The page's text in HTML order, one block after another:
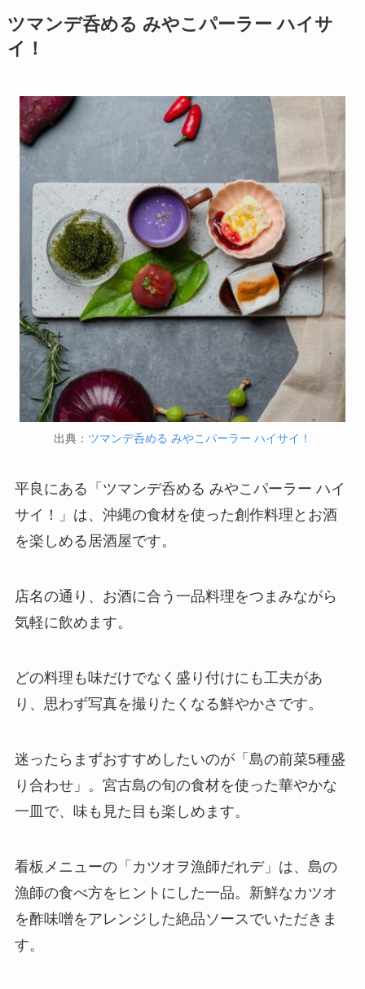
ツマンデ呑める みやこパーラー ハイサ
イ！
出典： ツマンデ呑める みやこパーラー ハイサイ！
平良にある「ツマンデ呑める みやこパーラー ハイ
サイ！」は、沖縄の食材を使った創作料理とお酒
を楽しめる居酒屋です。
店名の通り、お酒に合う一品料理をつまみながら
気軽に飲めます。
どの料理も味だけでなく盛り付けにも工夫があ
り、思わず写真を撮りたくなる鮮やかさです。
迷ったらまずおすすめしたいのが「島の前菜5種盛
り合わせ」。宮古島の旬の食材を使った華やかな
一皿で、味も見た目も楽しめます。
看板メニューの「カツオヲ漁師だれデ」は、島の
漁師の食べ方をヒントにした一品。新鮮なカツオ
を酢味噌をアレンジした絶品ソースでいただきま
す。